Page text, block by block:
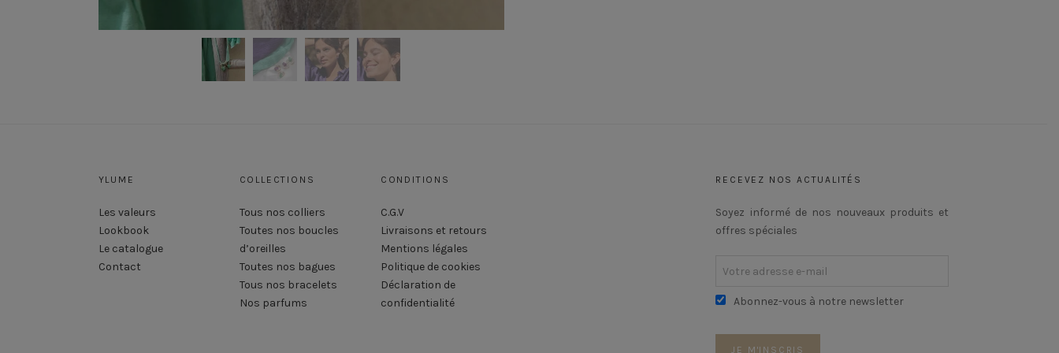
YLUME
Les valeurs
Lookbook
Le catalogue
Contact
COLLECTIONS
Tous nos colliers
Toutes nos boucles
d’oreilles
Toutes nos bagues
Tous nos bracelets
Nos parfums
CONDITIONS
C.G.V
Livraisons et retours
Mentions légales
Politique de cookies
Déclaration de
confidentialité
RECEVEZ NOS ACTUALITÉS
Soyez informé de nos nouveaux produits et
offres spéciales
Abonnez-vous à notre newsletter